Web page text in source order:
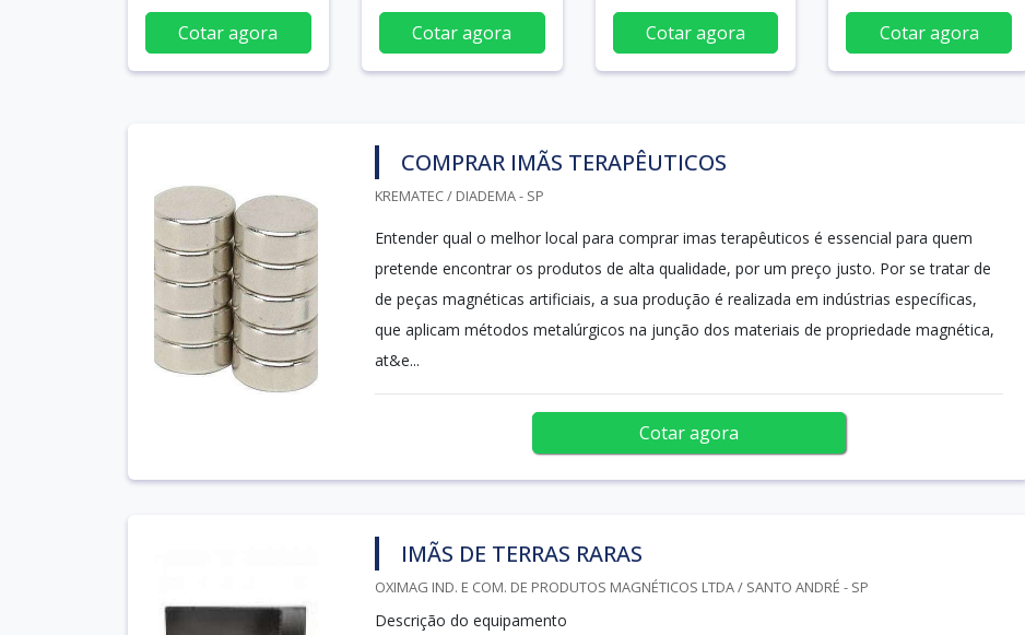
Cotar agora Cotar agora Cotar agora Cotar agora
COMPRAR IMÃS TERAPÊUTICOS
KREMATEC / DIADEMA - SP
Entender qual o melhor local para comprar imas terapêuticos é essencial para quem
pretende encontrar os produtos de alta qualidade, por um preço justo. Por se tratar de
de peças magnéticas artificiais, a sua produção é realizada em indústrias específicas,
que aplicam métodos metalúrgicos na junção dos materiais de propriedade magnética,
at&e...
Cotar agora
IMÃS DE TERRAS RARAS
OXIMAG IND. E COM. DE PRODUTOS MAGNÉTICOS LTDA / SANTO ANDRÉ - SP
Descrição do equipamento